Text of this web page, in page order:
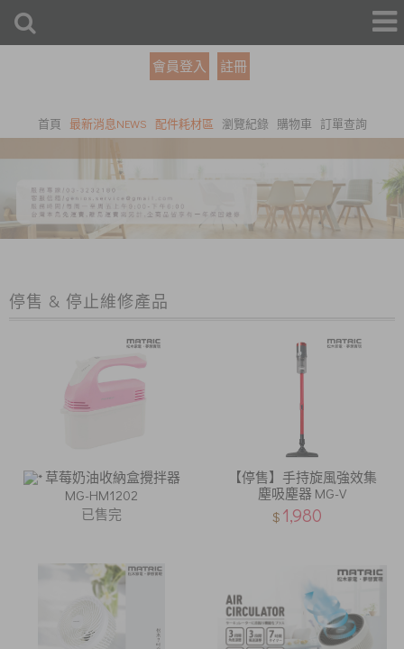
會員登入 註冊
首頁 最新消息NEWS 配件耗材區 瀏覽紀錄 購物車 訂單查詢
停售 & 停止維修產品
草莓奶油收納盒攪拌器
MG-HM1202
已售完
【停售】手持旋風強效集
塵吸塵器 MG-V
$ 1,980